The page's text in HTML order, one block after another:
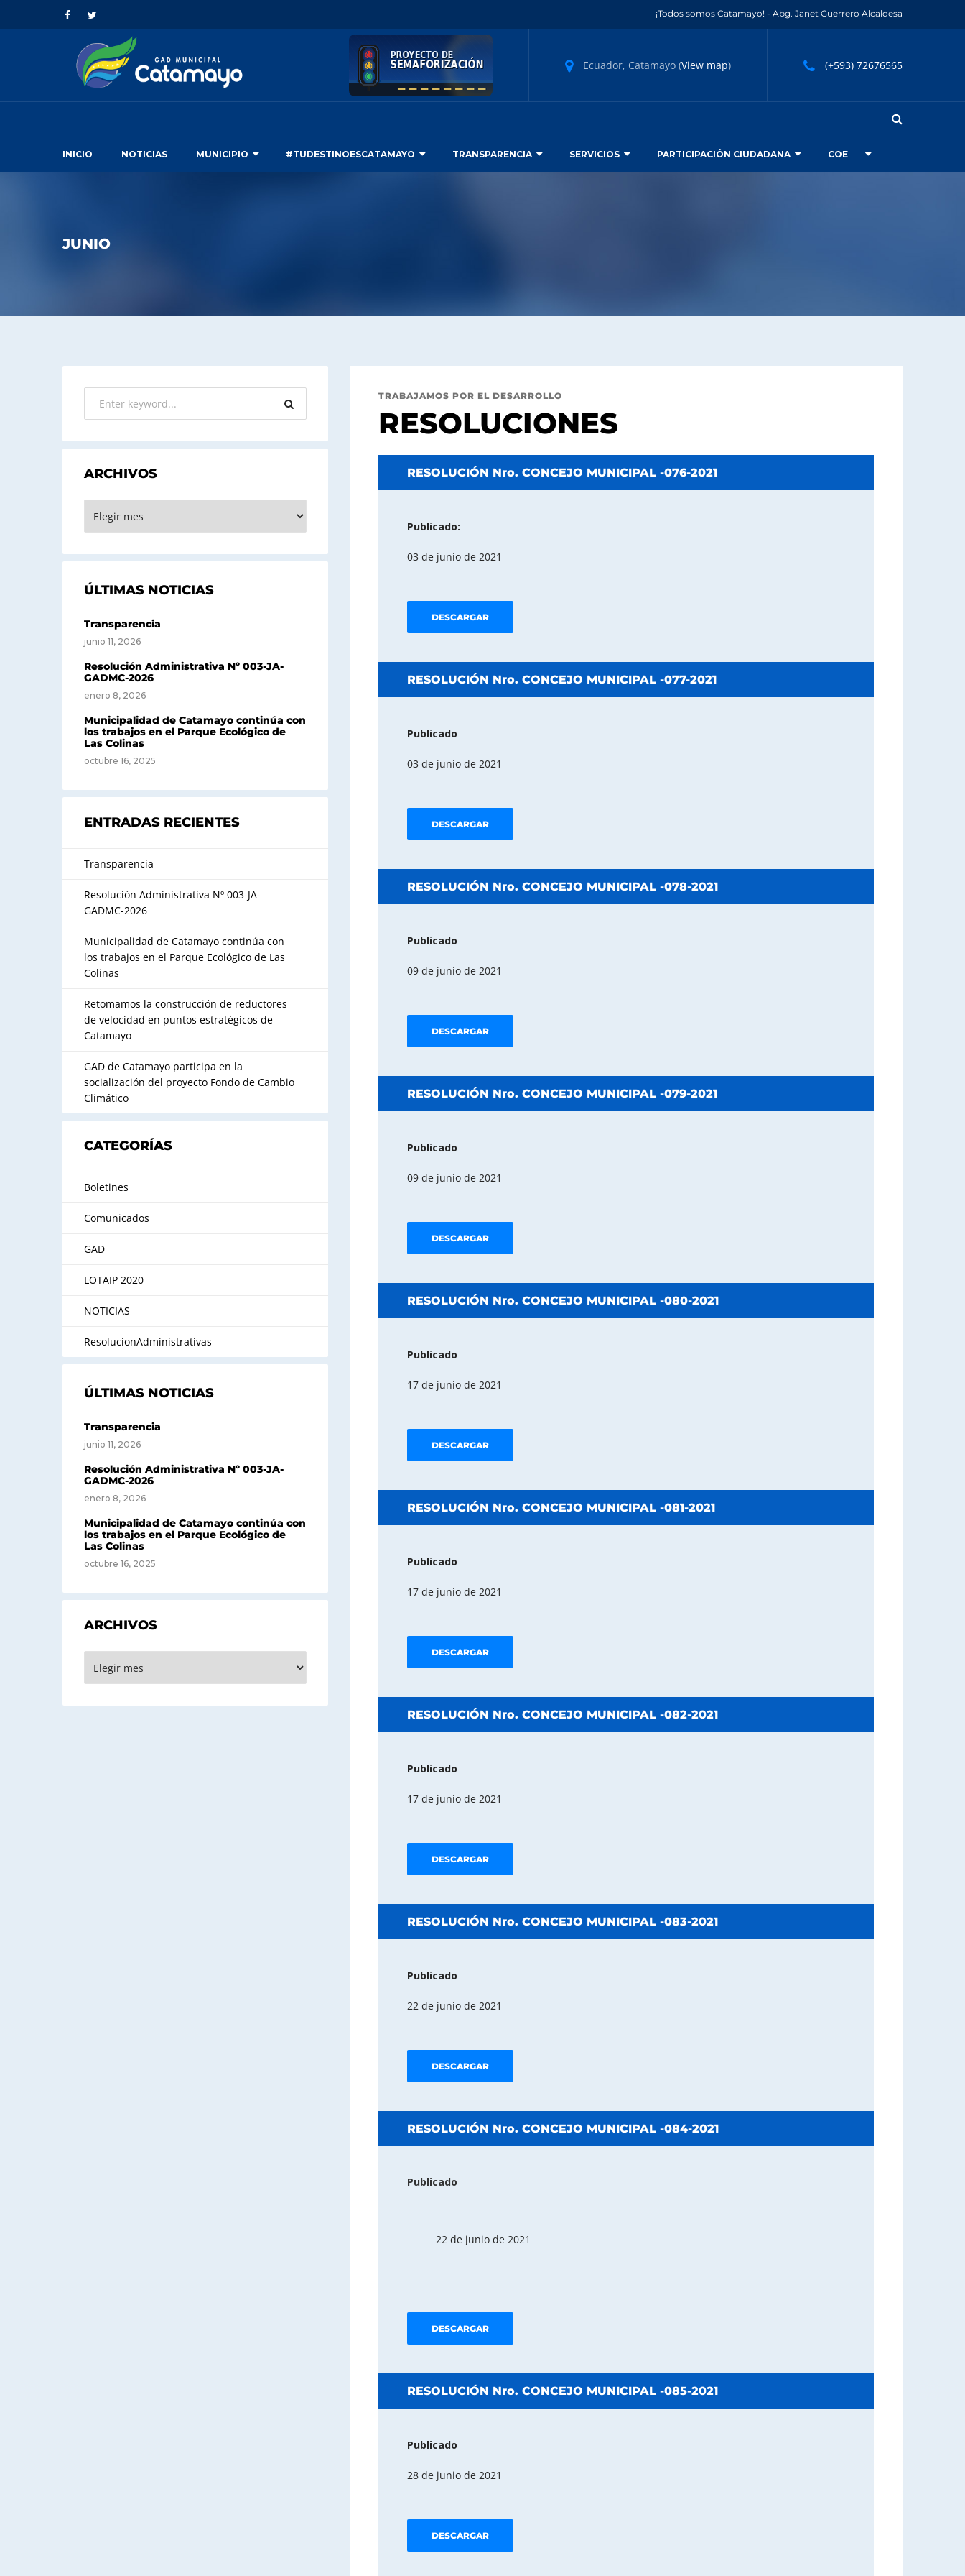
¡Todos somos Catamayo! - Abg. Janet Guerrero Alcaldesa
Ecuador, Catamayo (View map) (+593) 72676565
INICIO NOTICIAS MUNICIPIO #TUDESTINOESCATAMAYO TRANSPARENCIA SERVICIOS PARTICIPACIÓN CIUDADANA COE
JUNIO
TRABAJAMOS POR EL DESARROLLO
RESOLUCIONES
RESOLUCIÓN Nro. CONCEJO MUNICIPAL -076-2021
Publicado:
03 de junio de 2021
DESCARGAR
RESOLUCIÓN Nro. CONCEJO MUNICIPAL -077-2021
Publicado
03 de junio de 2021
DESCARGAR
RESOLUCIÓN Nro. CONCEJO MUNICIPAL -078-2021
Publicado
09 de junio de 2021
DESCARGAR
RESOLUCIÓN Nro. CONCEJO MUNICIPAL -079-2021
Publicado
09 de junio de 2021
DESCARGAR
RESOLUCIÓN Nro. CONCEJO MUNICIPAL -080-2021
Publicado
17 de junio de 2021
DESCARGAR
RESOLUCIÓN Nro. CONCEJO MUNICIPAL -081-2021
Publicado
17 de junio de 2021
DESCARGAR
RESOLUCIÓN Nro. CONCEJO MUNICIPAL -082-2021
Publicado
17 de junio de 2021
DESCARGAR
RESOLUCIÓN Nro. CONCEJO MUNICIPAL -083-2021
Publicado
22 de junio de 2021
DESCARGAR
RESOLUCIÓN Nro. CONCEJO MUNICIPAL -084-2021
Publicado
22 de junio de 2021
DESCARGAR
RESOLUCIÓN Nro. CONCEJO MUNICIPAL -085-2021
Publicado
28 de junio de 2021
DESCARGAR
ARCHIVOS
ÚLTIMAS NOTICIAS
Transparencia
junio 11, 2026
Resolución Administrativa Nº 003-JA-
GADMC-2026
enero 8, 2026
Municipalidad de Catamayo continúa con
los trabajos en el Parque Ecológico de
Las Colinas
octubre 16, 2025
ENTRADAS RECIENTES
Transparencia
Resolución Administrativa Nº 003-JA-
GADMC-2026
Municipalidad de Catamayo continúa con
los trabajos en el Parque Ecológico de Las
Colinas
Retomamos la construcción de reductores
de velocidad en puntos estratégicos de
Catamayo
GAD de Catamayo participa en la
socialización del proyecto Fondo de Cambio
Climático
CATEGORÍAS
Boletines
Comunicados
GAD
LOTAIP 2020
NOTICIAS
ResolucionAdministrativas
ÚLTIMAS NOTICIAS
Transparencia
junio 11, 2026
Resolución Administrativa Nº 003-JA-
GADMC-2026
enero 8, 2026
Municipalidad de Catamayo continúa con
los trabajos en el Parque Ecológico de
Las Colinas
octubre 16, 2025
ARCHIVOS